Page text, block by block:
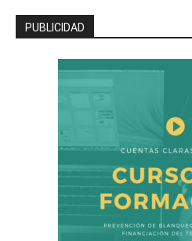
PUBLICIDAD